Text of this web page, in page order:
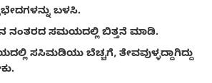
ಬಳಸಿ.
ನಂತರದ ಸಮಯದಲ್ಲಿ ಬಿತ್ತನೆ ಮಾಡಿ.
ಸಸಿಮಡಿಯು ಬೆಚ್ಚಗೆ, ತೇವವುಳ್ಳದ್ದಾಗಿದ್ದು